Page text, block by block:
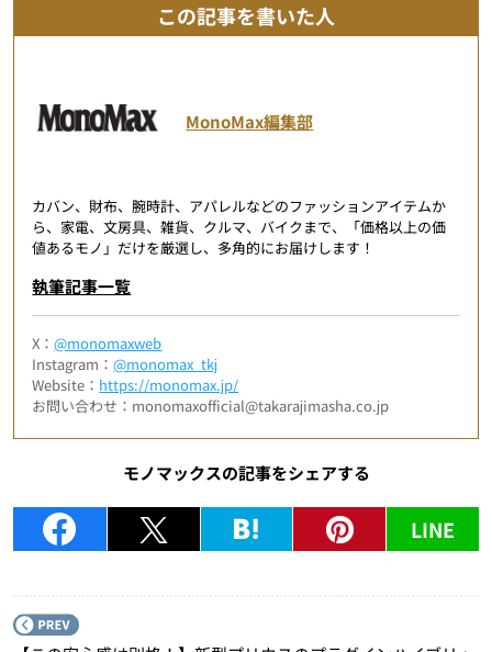
この記事を書いた人
MonoMax編集部
カバン、財布、腕時計、アパレルなどのファッションアイテムか
ら、家電、文房具、雑貨、クルマ、バイクまで、「価格以上の価
値あるモノ」だけを厳選し、多角的にお届けします！
執筆記事一覧
X：@monomaxweb
Instagram：@monomax_tkj
Website： https://monomax.jp/
お問い合わせ：monomaxofficial@takarajimasha.co.jp
モノマックスの記事をシェアする
LINE